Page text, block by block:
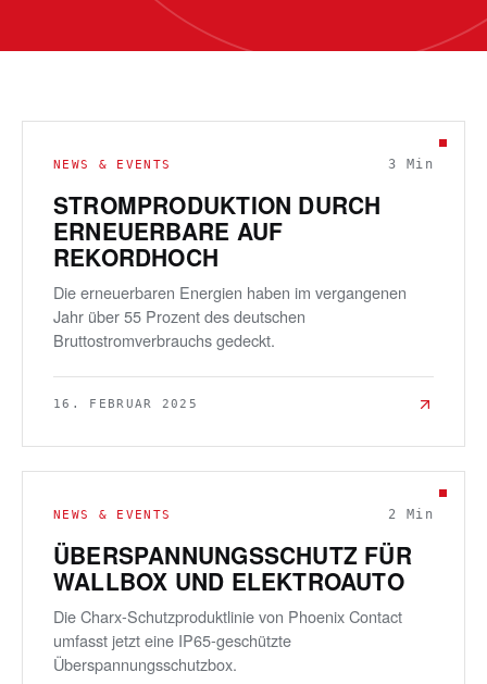
NEWS & EVENTS 3 Min
STROMPRODUKTION DURCH
ERNEUERBARE AUF
REKORDHOCH
Die erneuerbaren Energien haben im vergangenen
Jahr über 55 Prozent des deutschen
Bruttostromverbrauchs gedeckt.
16. FEBRUAR 2025
NEWS & EVENTS 2 Min
ÜBERSPANNUNGSSCHUTZ FÜR
WALLBOX UND ELEKTROAUTO
Die Charx-Schutzproduktlinie von Phoenix Contact
umfasst jetzt eine IP65-geschützte
Überspannungsschutzbox.